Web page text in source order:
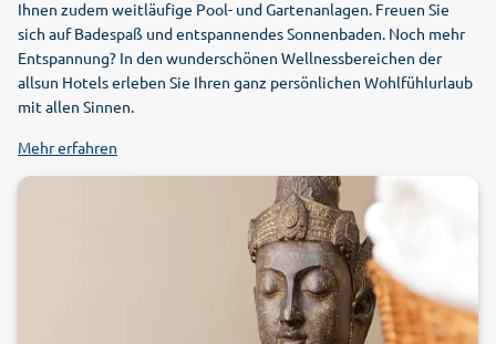
Ihnen zudem weitläufige Pool- und Gartenanlagen. Freuen Sie
sich auf Badespaß und entspannendes Sonnenbaden. Noch mehr
Entspannung? In den wunderschönen Wellnessbereichen der
allsun Hotels erleben Sie Ihren ganz persönlichen Wohlfühlurlaub
mit allen Sinnen.
Mehr erfahren